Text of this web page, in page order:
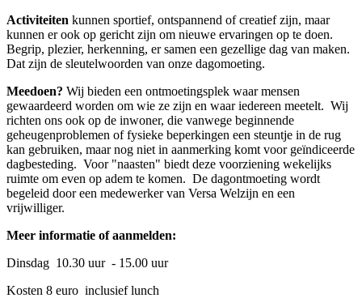
Activiteiten kunnen sportief, ontspannend of creatief zijn, maar
kunnen er ook op gericht zijn om nieuwe ervaringen op te doen.
Begrip, plezier, herkenning, er samen een gezellige dag van maken.
Dat zijn de sleutelwoorden van onze dagomoeting.
Meedoen? Wij bieden een ontmoetingsplek waar mensen
gewaardeerd worden om wie ze zijn en waar iedereen meetelt. Wij
richten ons ook op de inwoner, die vanwege beginnende
geheugenproblemen of fysieke beperkingen een steuntje in de rug
kan gebruiken, maar nog niet in aanmerking komt voor geïndiceerde
dagbesteding. Voor "naasten" biedt deze voorziening wekelijks
ruimte om even op adem te komen. De dagontmoeting wordt
begeleid door een medewerker van Versa Welzijn en een
vrijwilliger.
Meer informatie of aanmelden:
Dinsdag 10.30 uur - 15.00 uur
Kosten 8 euro inclusief lunch